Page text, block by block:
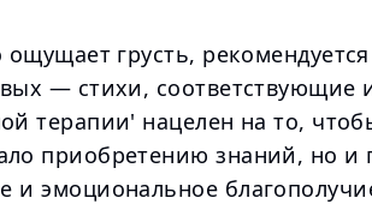
ощущает грусть,
— стихи, соответствующие
терапии' нацелен на то,
приобретению знаний, но
и эмоциональное